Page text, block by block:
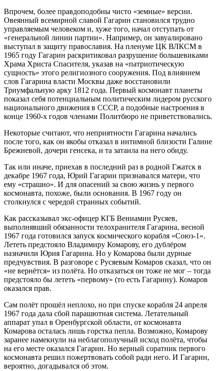
Впрочем, более правдоподобны чисто «земные» версии.
Овеянный всемирной славой Гагарин становился трудно
управляемым человеком и, хуже того, начал отступать от
«генеральной линии партии». Например, он завуалировано
выступал в защиту православия. На пленуме ЦК ВЛКСМ в
1965 году Гагарин раскритиковал разрушение большевиками
Храма Христа Спасителя, указав на «патриотическую
сущность» этого религиозного сооружения. Под влиянием
слов Гагарина власти Москвы даже восстановили
Триумфальную арку 1812 года. Первый космонавт планеты
показал себя потенциальным политическим лидером русского
национального движения в СССР, а подобные настроения в
конце 1960-х годов членами Политбюро не приветствовались.
Некоторые считают, что неприятности Гагарина начались
после того, как он якобы отказал в интимной близости Галине
Брежневой, дочери генсека, и та затаила на него обиду.
Так или иначе, приехав в последний раз в родной Гжатск в
декабре 1967 года, Юрий Гагарин признавался матери, что
ему «страшно». И для опасений за свою жизнь у первого
космонавта, похоже, были основания. В 1967 году он
столкнулся с чередой странных событий.
Как рассказывал экс-офицер КГБ Вениамин Русяев,
выполнявший обязанности телохранителя Гагарина, весной
1967 года готовился запуск космического корабля «Союз-1».
Лететь предстояло Владимиру Комарову, его дублёром
назначили Юрия Гагарина. Но у Комарова были дурные
предчувствия. В разговоре с Русяевым Комаров сказал, что он
«не вернётся» из полёта. Но отказаться он тоже не мог – тогда
предстояло бы лететь «первому» (то есть Гагарину). Комаров
оказался прав.
Сам полёт прошёл неплохо, но при спуске корабля 24 апреля
1967 года дала сбой парашютная система. Летательный
аппарат упал в Оренбургской области, от космонавта
Комарова осталась лишь горстка пепла. Возможно, Комарову
заранее намекнули на неблагополучный исход полёта, чтобы
на его месте оказался Гагарин. Но верный соратник первого
космонавта решил пожертвовать собой ради него. И Гагарин,
вероятно, догадывался об этом.